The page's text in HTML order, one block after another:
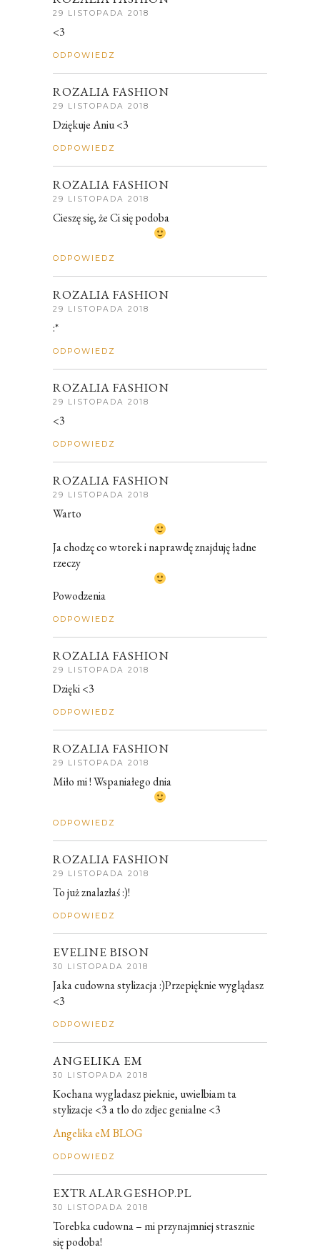
29 LISTOPADA 2018
<3
ODPOWIEDZ
ROZALIA FASHION
29 LISTOPADA 2018
Dziękuje Aniu <3
ODPOWIEDZ
ROZALIA FASHION
29 LISTOPADA 2018
Cieszę się, że Ci się podoba
ODPOWIEDZ
ROZALIA FASHION
29 LISTOPADA 2018
:*
ODPOWIEDZ
ROZALIA FASHION
29 LISTOPADA 2018
<3
ODPOWIEDZ
ROZALIA FASHION
29 LISTOPADA 2018
Warto
Ja chodzę co wtorek i naprawdę znajduję ładne
rzeczy
Powodzenia
ODPOWIEDZ
ROZALIA FASHION
29 LISTOPADA 2018
Dzięki <3
ODPOWIEDZ
ROZALIA FASHION
29 LISTOPADA 2018
Miło mi ! Wspaniałego dnia
ODPOWIEDZ
ROZALIA FASHION
29 LISTOPADA 2018
To już znalazłaś :)!
ODPOWIEDZ
EVELINE BISON
30 LISTOPADA 2018
Jaka cudowna stylizacja :)Przepięknie wyglądasz
<3
ODPOWIEDZ
ANGELIKA EM
30 LISTOPADA 2018
Kochana wygladasz pieknie, uwielbiam ta
stylizacje <3 a tlo do zdjec genialne <3
Angelika eM BLOG
ODPOWIEDZ
EXTRALARGESHOP.PL
30 LISTOPADA 2018
Torebka cudowna – mi przynajmniej strasznie
się podoba!